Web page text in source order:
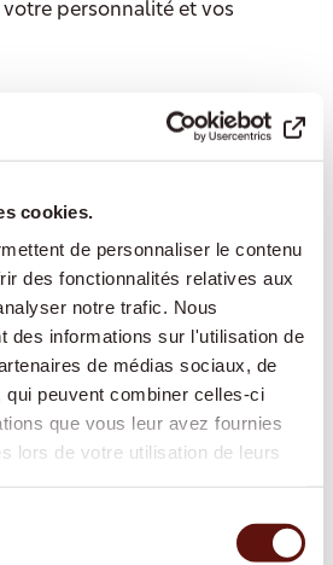
cookies.
de personnaliser le contenu
des fonctionnalités relatives aux
notre trafic. Nous
des informations sur l'utilisation de
de médias sociaux, de
qui peuvent combiner celles-ci
que vous leur avez fournies
lors de votre utilisation de leurs
personnalité et vos
et
Bussnang
un large éventail de
puissiez vivre de manière
:
: conversations, lecture,
pour favoriser le lien
les tâches ménagères :